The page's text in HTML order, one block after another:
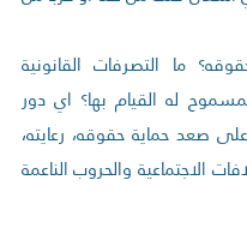
ما التصرفات القانونية
له القيام بها؟ اي دور
صعد حماية حقوقه، رعايته،
الاجتماعية والحروب الناعمة